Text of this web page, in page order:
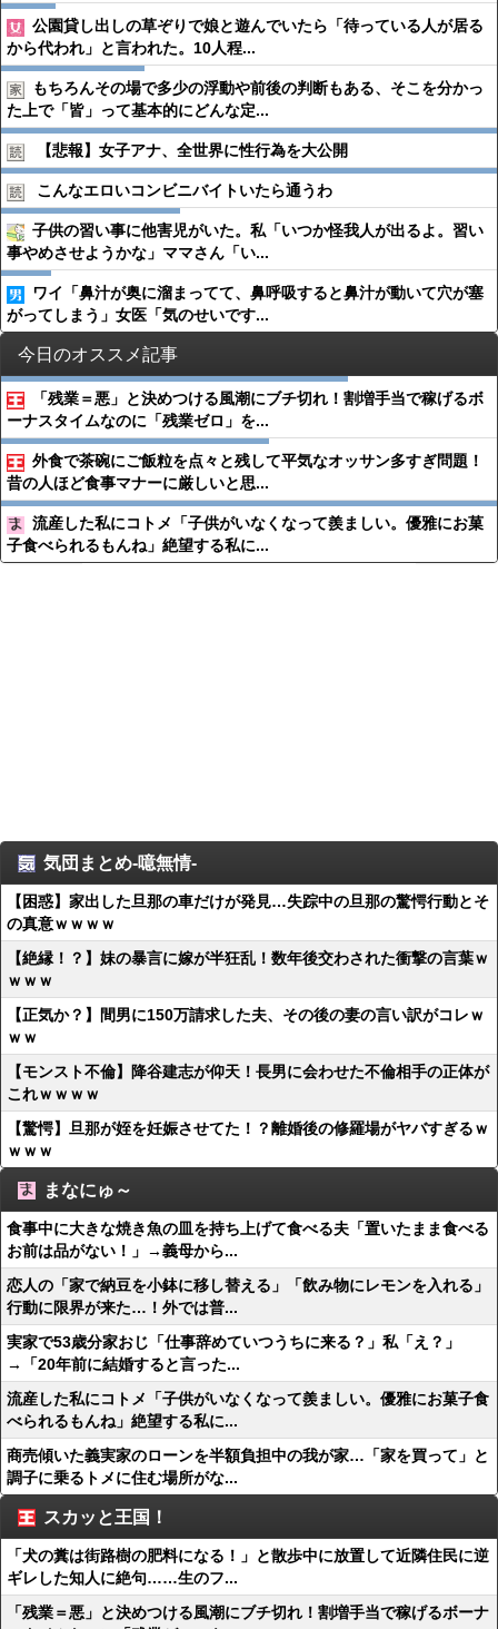
公園貸し出しの草ぞりで娘と遊んでいたら「待っている人が居る
から代われ」と言われた。10人程...
もちろんその場で多少の浮動や前後の判断もある、そこを分かっ
た上で「皆」って基本的にどんな定...
【悲報】女子アナ、全世界に性行為を大公開
こんなエロいコンビニバイトいたら通うわ
子供の習い事に他害児がいた。私「いつか怪我人が出るよ。習い
事やめさせようかな」ママさん「い...
ワイ「鼻汁が奥に溜まってて、鼻呼吸すると鼻汁が動いて穴が塞
がってしまう」女医「気のせいです...
今日のオススメ記事
「残業＝悪」と決めつける風潮にブチ切れ！割増手当で稼げるボ
ーナスタイムなのに「残業ゼロ」を...
外食で茶碗にご飯粒を点々と残して平気なオッサン多すぎ問題！
昔の人ほど食事マナーに厳しいと思...
流産した私にコトメ「子供がいなくなって羨ましい。優雅にお菓
子食べられるもんね」絶望する私に...
気団まとめ-噫無情-
【困惑】家出した旦那の車だけが発見…失踪中の旦那の驚愕行動とそ
の真意ｗｗｗｗ
【絶縁！？】妹の暴言に嫁が半狂乱！数年後交わされた衝撃の言葉ｗ
ｗｗｗ
【正気か？】間男に150万請求した夫、その後の妻の言い訳がコレｗ
ｗｗ
【モンスト不倫】降谷建志が仰天！長男に会わせた不倫相手の正体が
これｗｗｗｗ
【驚愕】旦那が姪を妊娠させてた！？離婚後の修羅場がヤバすぎるｗ
ｗｗｗ
まなにゅ～
食事中に大きな焼き魚の皿を持ち上げて食べる夫「置いたまま食べる
お前は品がない！」→義母から...
恋人の「家で納豆を小鉢に移し替える」「飲み物にレモンを入れる」
行動に限界が来た…！外では普...
実家で53歳分家おじ「仕事辞めていつうちに来る？」私「え？」
→「20年前に結婚すると言った...
流産した私にコトメ「子供がいなくなって羨ましい。優雅にお菓子食
べられるもんね」絶望する私に...
商売傾いた義実家のローンを半額負担中の我が家…「家を買って」と
調子に乗るトメに住む場所がな...
スカッと王国！
「犬の糞は街路樹の肥料になる！」と散歩中に放置して近隣住民に逆
ギレした知人に絶句……生のフ...
「残業＝悪」と決めつける風潮にブチ切れ！割増手当で稼げるボーナ